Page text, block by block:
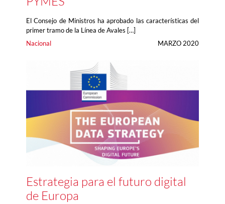
El Consejo de Ministros ha aprobado las características del
primer tramo de la Línea de Avales […]
Nacional
MARZO 2020
Estrategia para el futuro digital
de Europa